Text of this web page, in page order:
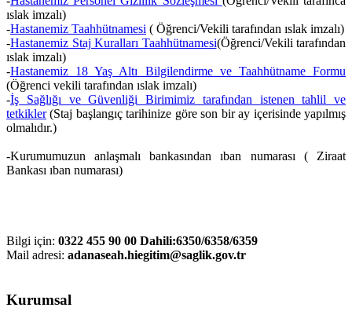
ıslak imzalı)
-Hastanemiz Taahhütnamesi ( Öğrenci/Vekili tarafından ıslak imzalı)
-Hastanemiz Staj Kuralları Taahhütnamesi(Öğrenci/Vekili tarafından
ıslak imzalı)
-Hastanemiz 18 Yaş Altı Bilgilendirme ve Taahhütname Formu
(Öğrenci vekili tarafından ıslak imzalı)
-İş Sağlığı ve Güvenliği Birimimiz tarafından istenen tahlil ve
tetkikler(Staj başlangıç tarihinize göre son bir ay içerisinde yapılmış
olmalıdır.)
-Kurumumuzun anlaşmalı bankasından ıban numarası ( Ziraat
Bankası ıban numarası)
Bilgi için: 0322 455 90 00 Dahili:6350/6358/6359
Mail adresi: adanaseah.hiegitim@saglik.gov.tr
Kurumsal